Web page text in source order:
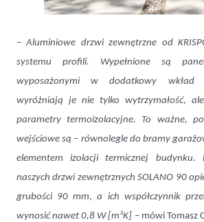
– Aluminiowe drzwi zewnętrzne od
systemu profili. Wypełnione są
wyposażonymi w dodatkowy wkład
wyróżniają je nie tylko wytrzymałość,
parametry termoizolacyjne. To ważne,
wejściowe są – równolegle do bramy
elementem izolacji termicznej budynku.
naszych drzwi zewnętrznych SOLANO 90
grubości 90 mm, a ich współczynnik
wynosić nawet 0,8 W [m²K] – mówi Tomasz